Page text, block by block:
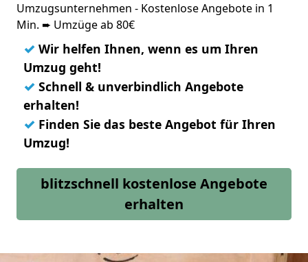
Umzugsunternehmen - Kostenlose Angebote in 1
Min. ➨ Umzüge ab 80€
✓ Wir helfen Ihnen, wenn es um Ihren
Umzug geht!
✓ Schnell & unverbindlich Angebote
erhalten!
✓ Finden Sie das beste Angebot für Ihren
Umzug!
blitzschnell kostenlose Angebote
erhalten